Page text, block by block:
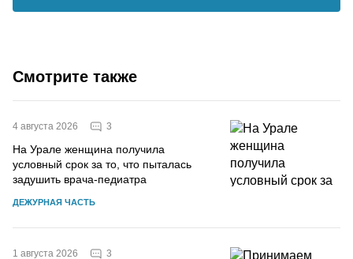
Смотрите также
4 августа 2026 3
На Урале женщина получила
условный срок за то, что пыталась
задушить врача-педиатра
ДЕЖУРНАЯ ЧАСТЬ
1 августа 2026 3